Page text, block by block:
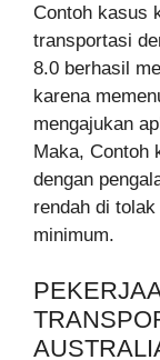
Contoh kasus
transportasi
8.0 berhasil
karena
mengajukan
Maka, Contoh
dengan
rendah di
minimum.